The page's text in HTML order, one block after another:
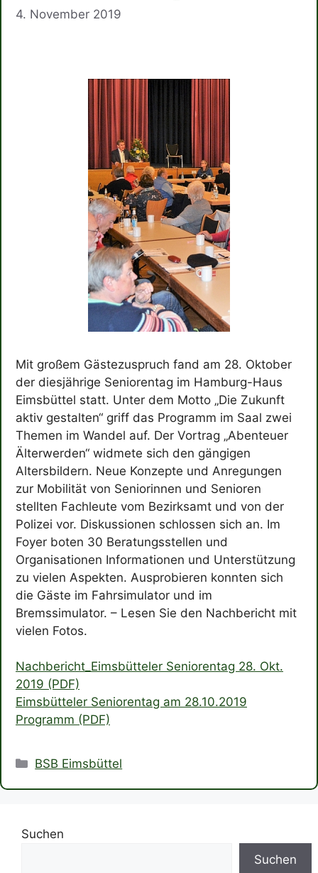
4. November 2019
Mit großem Gästezuspruch fand am 28. Oktober
der diesjährige Seniorentag im Hamburg-Haus
Eimsbüttel statt. Unter dem Motto „Die Zukunft
aktiv gestalten“ griff das Programm im Saal zwei
Themen im Wandel auf. Der Vortrag „Abenteuer
Älterwerden“ widmete sich den gängigen
Altersbildern. Neue Konzepte und Anregungen
zur Mobilität von Seniorinnen und Senioren
stellten Fachleute vom Bezirksamt und von der
Polizei vor. Diskussionen schlossen sich an. Im
Foyer boten 30 Beratungsstellen und
Organisationen Informationen und Unterstützung
zu vielen Aspekten. Ausprobieren konnten sich
die Gäste im Fahrsimulator und im
Bremssimulator. – Lesen Sie den Nachbericht mit
vielen Fotos.
Nachbericht_Eimsbütteler Seniorentag 28. Okt.
2019 (PDF)
Eimsbütteler Seniorentag am 28.10.2019
Programm (PDF)
Kategorien
BSB Eimsbüttel
Suchen
Suchen